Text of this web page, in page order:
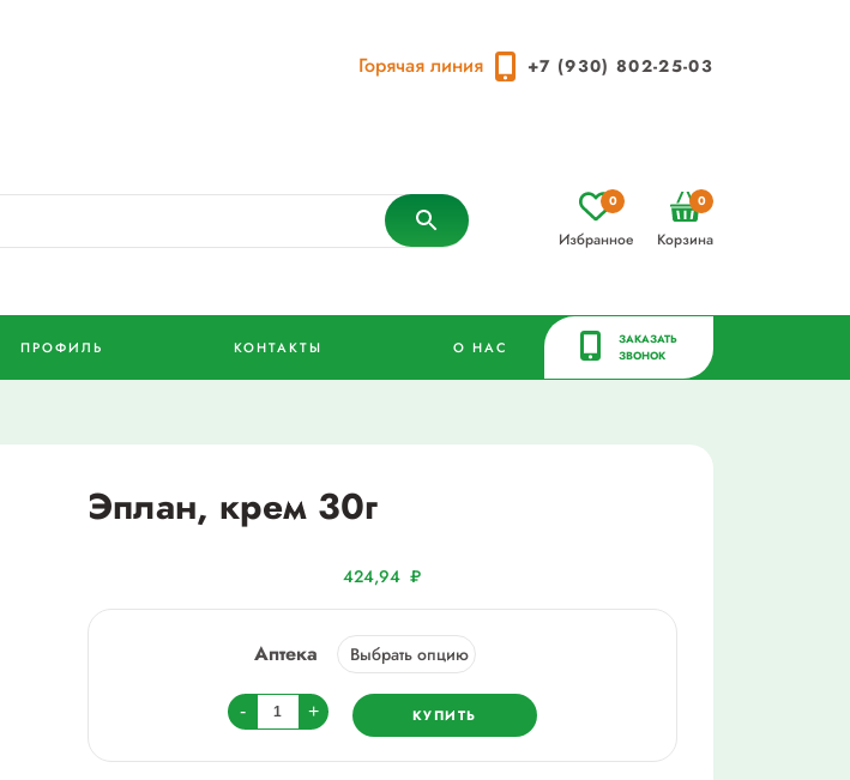
Горячая линия +7 (930) 802-25-03
Избранное
0
Корзина
0
ПРОФИЛЬ КОНТАКТЫ О НАС
ЗАКАЗАТЬ
ЗВОНОК
Эплан, крем 30г
424,94₽
Аптека
-
Количество
товара
Эплан,
+ КУПИТЬ